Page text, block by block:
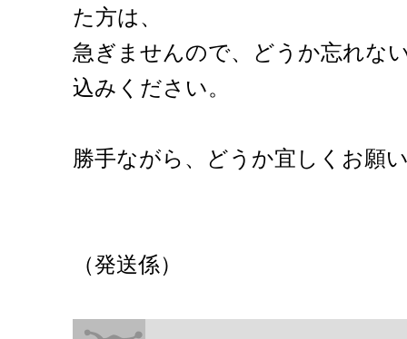
た方は、
急ぎませんので、どうか忘れな
込みください。
勝手ながら、どうか宜しくお願
（発送係）